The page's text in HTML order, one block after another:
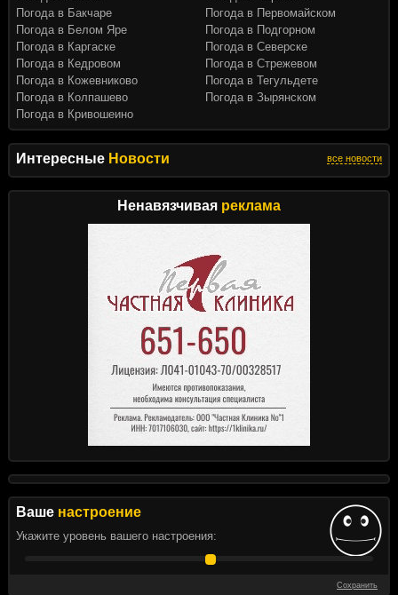
Интересные Новости все новости
Ненавязчивая реклама
Ваше настроение
Укажите уровень вашего настроения:
Сохранить
Погода в Бакчаре
Погода в Белом Яре
Погода в Каргаске
Погода в Кедровом
Погода в Кожевниково
Погода в Колпашево
Погода в Кривошеино
Погода в Первомайском
Погода в Подгорном
Погода в Северске
Погода в Стрежевом
Погода в Тегульдете
Погода в Зырянском